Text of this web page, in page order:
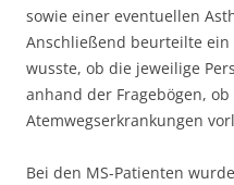
sowie einer eventuellen
Anschließend beurteilte
wusste, ob die jeweilige
anhand der Fragebögen,
Atemwegserkrankungen
Bei den MS-Patienten